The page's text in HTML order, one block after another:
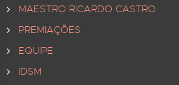
MAESTRO RICARDO CASTRO
PREMIAÇÕES
EQUIPE
IDSM